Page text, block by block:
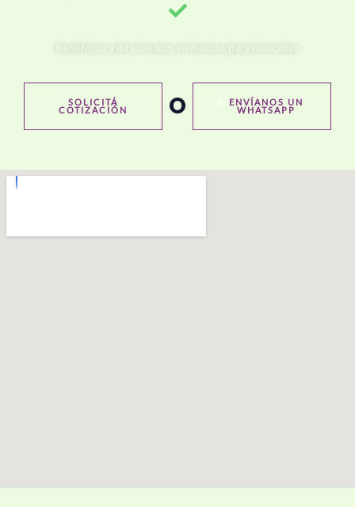
SOLICITÁ
COTIZACIÓN O ENVÍANOS UN
WHATSAPP